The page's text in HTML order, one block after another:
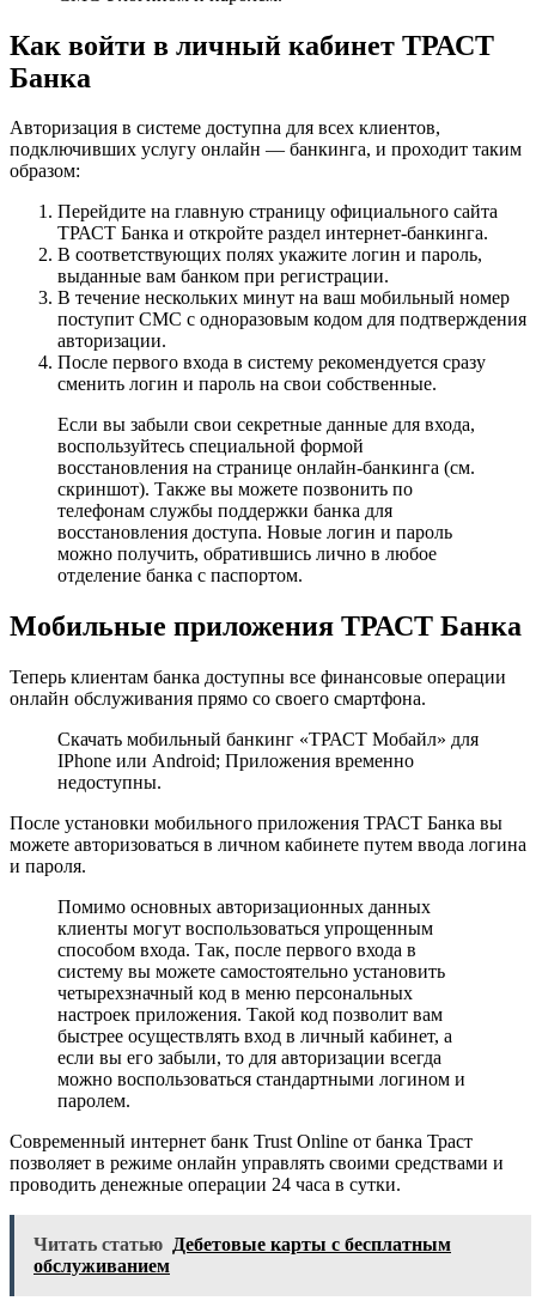
Как войти в личный кабинет ТРАСТ
Банка
Авторизация в системе доступна для всех клиентов,
подключивших услугу онлайн — банкинга, и проходит таким
образом:
Перейдите на главную страницу официального сайта
ТРАСТ Банка и откройте раздел интернет-банкинга.
В соответствующих полях укажите логин и пароль,
выданные вам банком при регистрации.
В течение нескольких минут на ваш мобильный номер
поступит СМС с одноразовым кодом для подтверждения
авторизации.
После первого входа в систему рекомендуется сразу
сменить логин и пароль на свои собственные.
Если вы забыли свои секретные данные для входа,
воспользуйтесь специальной формой
восстановления на странице онлайн-банкинга (см.
скриншот). Также вы можете позвонить по
телефонам службы поддержки банка для
восстановления доступа. Новые логин и пароль
можно получить, обратившись лично в любое
отделение банка с паспортом.
Мобильные приложения ТРАСТ Банка
Теперь клиентам банка доступны все финансовые операции
онлайн обслуживания прямо со своего смартфона.
Скачать мобильный банкинг «ТРАСТ Мобайл» для
IPhone или Android; Приложения временно
недоступны.
После установки мобильного приложения ТРАСТ Банка вы
можете авторизоваться в личном кабинете путем ввода логина
и пароля.
Помимо основных авторизационных данных
клиенты могут воспользоваться упрощенным
способом входа. Так, после первого входа в
систему вы можете самостоятельно установить
четырехзначный код в меню персональных
настроек приложения. Такой код позволит вам
быстрее осуществлять вход в личный кабинет, а
если вы его забыли, то для авторизации всегда
можно воспользоваться стандартными логином и
паролем.
Современный интернет банк Trust Online от банка Траст
позволяет в режиме онлайн управлять своими средствами и
проводить денежные операции 24 часа в сутки.
Читать статью Дебетовые карты с бесплатным
обслуживанием